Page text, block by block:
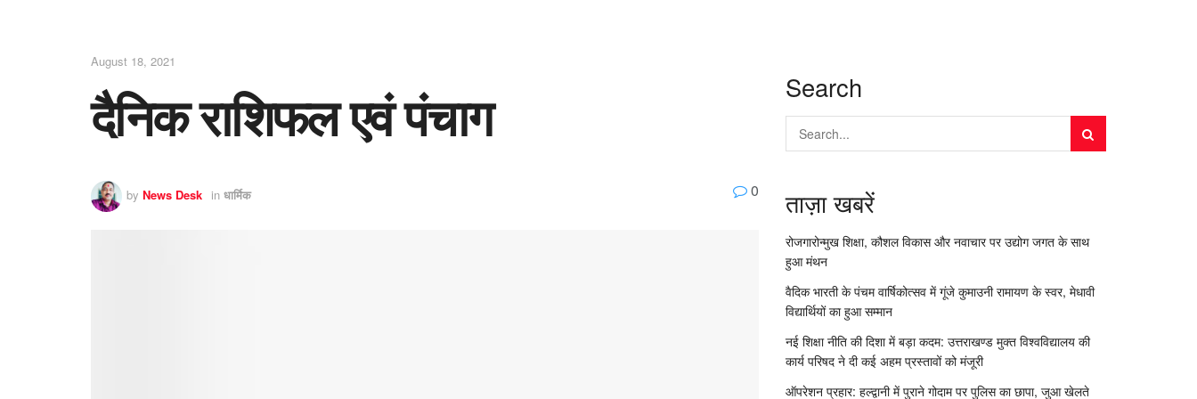
August 18, 2021
दैनिक राशिफल एवं पंचाग
by News Desk in धार्मिक 0
Search
ताज़ा खबरें
रोजगारोन्मुख शिक्षा, कौशल विकास और नवाचार पर उद्योग जगत के साथ
हुआ मंथन
वैदिक भारती के पंचम वार्षिकोत्सव में गूंजे कुमाउनी रामायण के स्वर, मेधावी
विद्यार्थियों का हुआ सम्मान
नई शिक्षा नीति की दिशा में बड़ा कदम: उत्तराखण्ड मुक्त विश्वविद्यालय की
कार्य परिषद ने दी कई अहम प्रस्तावों को मंजूरी
ऑपरेशन प्रहार: हल्द्वानी में पुराने गोदाम पर पुलिस का छापा, जुआ खेलते